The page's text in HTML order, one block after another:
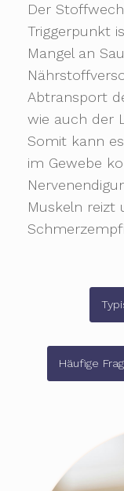
Der
Triggerpunkt
Mangel an
Abtransport
wie auch der
Somit kann
im Gewebe
Muskeln reizt
Häufige